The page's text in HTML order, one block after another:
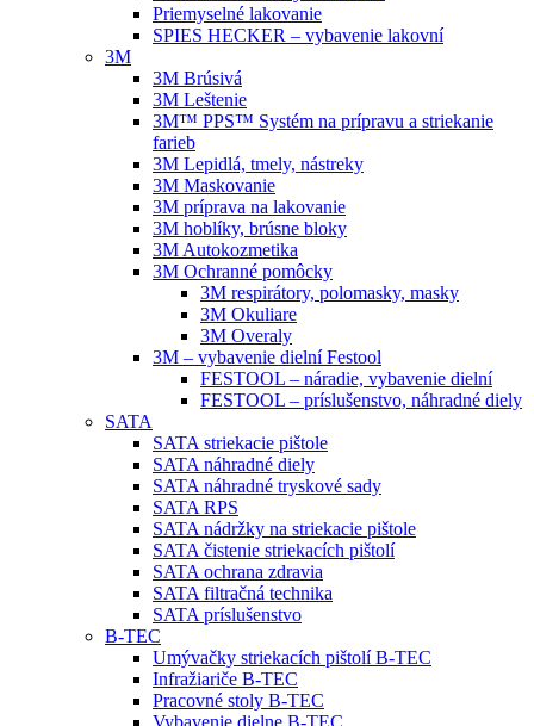
Priemyselné lakovanie
SPIES HECKER – vybavenie lakovní
3M
3M Brúsivá
3M Leštenie
3M™ PPS™ Systém na prípravu a striekanie
farieb
3M Lepidlá, tmely, nástreky
3M Maskovanie
3M príprava na lakovanie
3M hoblíky, brúsne bloky
3M Autokozmetika
3M Ochranné pomôcky
3M respirátory, polomasky, masky
3M Okuliare
3M Overaly
3M – vybavenie dielní Festool
FESTOOL – náradie, vybavenie dielní
FESTOOL – príslušenstvo, náhradné diely
SATA
SATA striekacie pištole
SATA náhradné diely
SATA náhradné tryskové sady
SATA RPS
SATA nádržky na striekacie pištole
SATA čistenie striekacích pištolí
SATA ochrana zdravia
SATA filtračná technika
SATA príslušenstvo
B-TEC
Umývačky striekacích pištolí B-TEC
Infražiariče B-TEC
Pracovné stoly B-TEC
Vybavenie dielne B-TEC